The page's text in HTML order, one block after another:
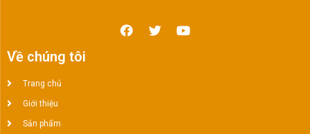
Về chúng tôi
Trang chủ
Giới thiệu
Sản phẩm